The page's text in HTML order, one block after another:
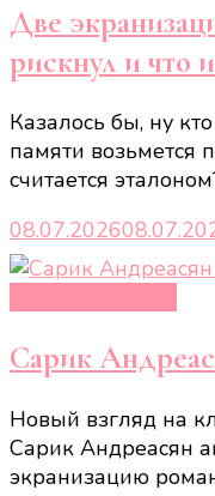
Две
рискнул и что
Казалось бы, ну
памяти возьмется
считается
08.07.2026
Сарик
Новый взгляд на
Сарик Андреасян
экранизацию